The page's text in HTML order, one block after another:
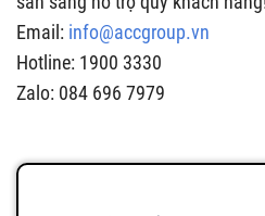
Email: info@accgroup.vn
Hotline: 1900 3330
Zalo: 084 696 7979